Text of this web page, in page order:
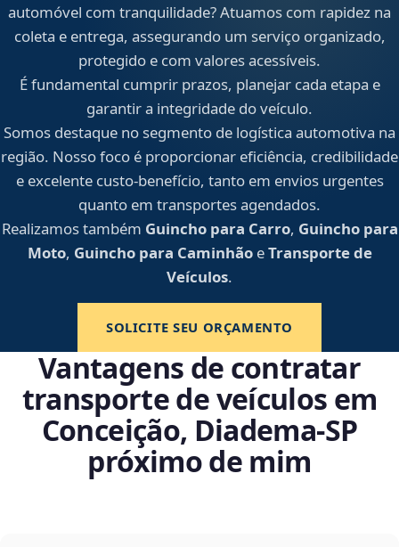
automóvel com tranquilidade? Atuamos com rapidez na
coleta e entrega, assegurando um serviço organizado,
protegido e com valores acessíveis.
É fundamental cumprir prazos, planejar cada etapa e
garantir a integridade do veículo.
Somos destaque no segmento de logística automotiva na
região. Nosso foco é proporcionar eficiência, credibilidade
e excelente custo-benefício, tanto em envios urgentes
quanto em transportes agendados.
Realizamos também Guincho para Carro, Guincho para
Moto, Guincho para CaminhãoeTransporte de
Veículos.
SOLICITE SEU ORÇAMENTO
Vantagens de contratar
transporte de veículos em
Conceição, Diadema‑SP
próximo de mim